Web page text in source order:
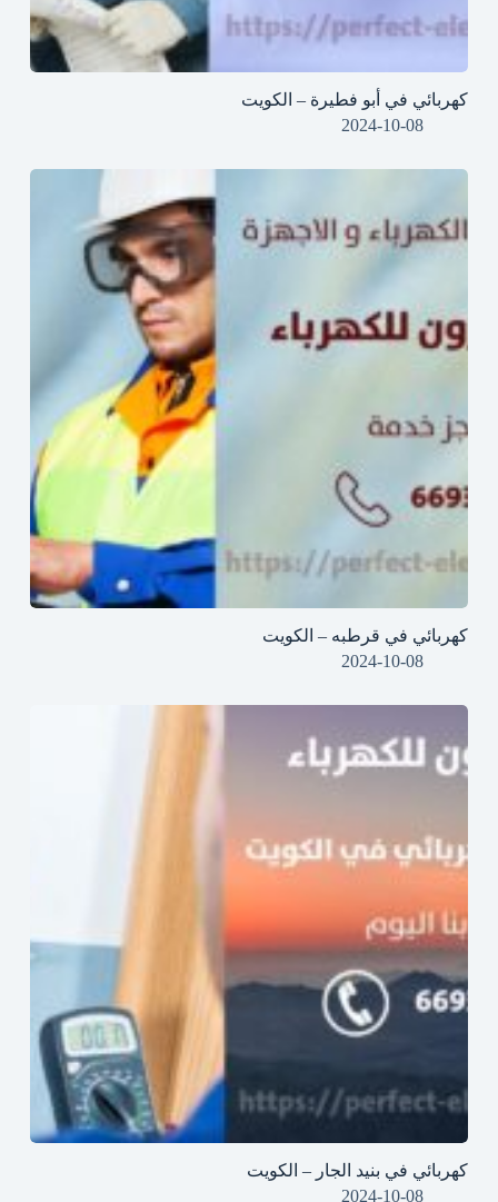
كهربائي في أبو فطيرة – الكويت
2024-10-08
كهربائي في قرطبه – الكويت
2024-10-08
كهربائي في بنيد الجار – الكويت
2024-10-08